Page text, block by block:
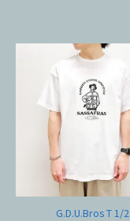
G.D.U.Bros T 1/2